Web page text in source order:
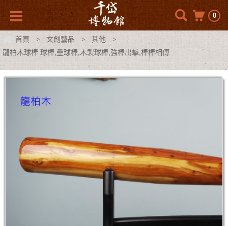
0
首頁 > 文創藝品 > 其他 >
龍柏木球棒 球棒,壘球棒,木製球棒,強棒出擊,棒棒相傳